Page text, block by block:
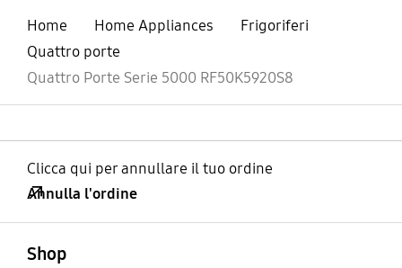
Home Home Appliances
Frigoriferi
Quattro porte
Quattro Porte Serie 5000 RF50K5920S8
Clicca qui per annullare il tuo ordine
Annulla l'ordine
Shop